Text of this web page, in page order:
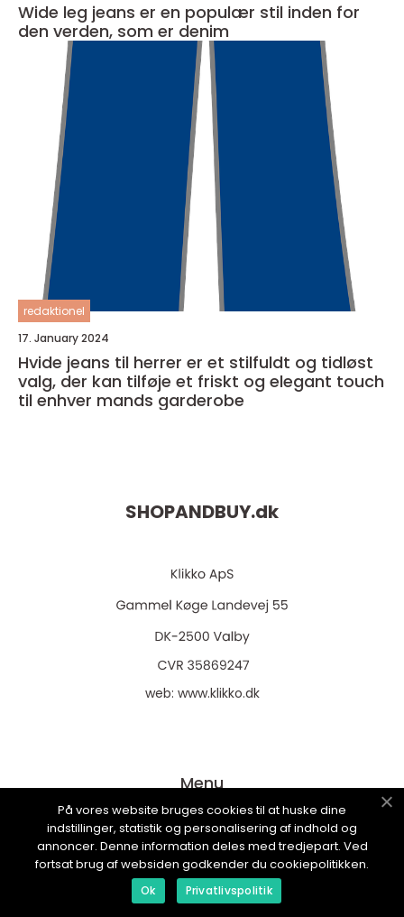
Wide leg jeans er en populær stil inden for
den verden, som er denim
redaktionel
17. January 2024
Hvide jeans til herrer er et stilfuldt og tidløst
valg, der kan tilføje et friskt og elegant touch
til enhver mands garderobe
SHOPANDBUY.dk
web: www.klikko.dk
Menu
Annoncering
Om os
Cookies
På vores website bruges cookies til at huske dine
indstillinger, statistik og personalisering af indhold og
annoncer. Denne information deles med tredjepart. Ved
fortsat brug af websiden godkender du cookiepolitikken.
Ok Privatlivspolitik